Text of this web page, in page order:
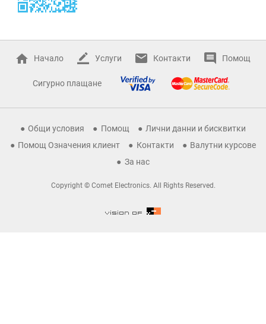
Начало Услуги Контакти Помощ
Сигурно плащане
Общи условия Помощ
Лични данни и бисквитки
Помощ Означения клиент
Контакти
Валутни курсове
За нас
Copyright © Comet Electronics. All Rights Reserved.